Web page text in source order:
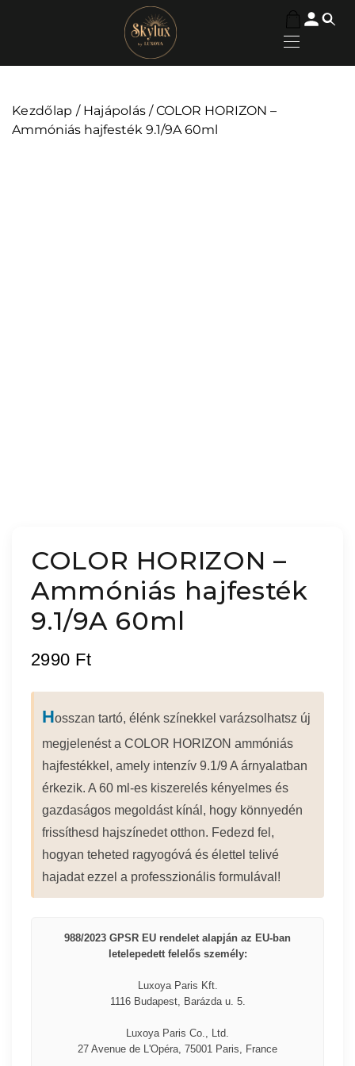
Kezdőlap / Hajápolás / COLOR HORIZON –
Ammóniás hajfesték 9.1/9A 60ml
COLOR HORIZON –
Ammóniás hajfesték
9.1/9A 60ml
2990 Ft
Hosszan tartó, élénk színekkel varázsolhatsz új
megjelenést a COLOR HORIZON ammóniás
hajfestékkel, amely intenzív 9.1/9 A árnyalatban
érkezik. A 60 ml-es kiszerelés kényelmes és
gazdaságos megoldást kínál, hogy könnyedén
frissíthesd hajszínedet otthon. Fedezd fel,
hogyan teheted ragyogóvá és élettel telivé
hajadat ezzel a professzionális formulával!
988/2023 GPSR EU rendelet alapján az EU-ban
letelepedett felelős személy:
Luxoya Paris Kft.
1116 Budapest, Barázda u. 5.
Luxoya Paris Co., Ltd.
27 Avenue de L'Opéra, 75001 Paris, France